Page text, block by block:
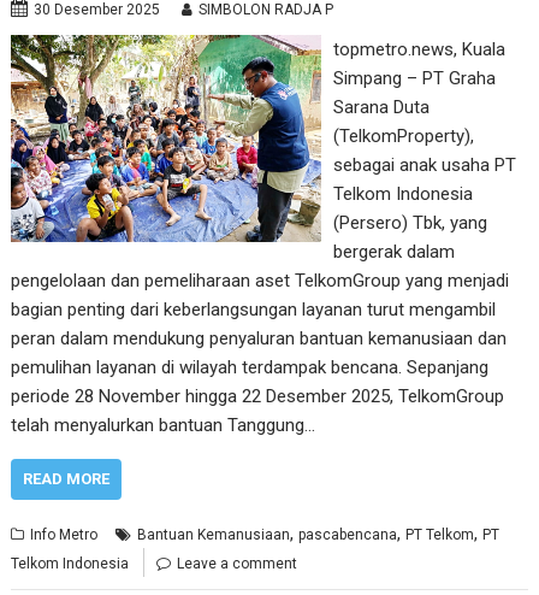
30 Desember 2025 SIMBOLON RADJA P
topmetro.news, Kuala
Simpang – PT Graha
Sarana Duta
(TelkomProperty),
sebagai anak usaha PT
Telkom Indonesia
(Persero) Tbk, yang
bergerak dalam
pengelolaan dan pemeliharaan aset TelkomGroup yang menjadi
bagian penting dari keberlangsungan layanan turut mengambil
peran dalam mendukung penyaluran bantuan kemanusiaan dan
pemulihan layanan di wilayah terdampak bencana. Sepanjang
periode 28 November hingga 22 Desember 2025, TelkomGroup
telah menyalurkan bantuan Tanggung…
READ MORE
Info Metro Bantuan Kemanusiaan,pascabencana,PT Telkom,PT
Telkom Indonesia
Leave a comment